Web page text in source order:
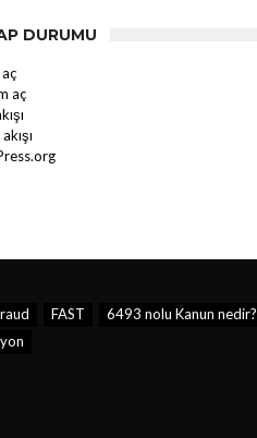
DURUMU
aç
FAST
6493 nolu Kanun nedir?